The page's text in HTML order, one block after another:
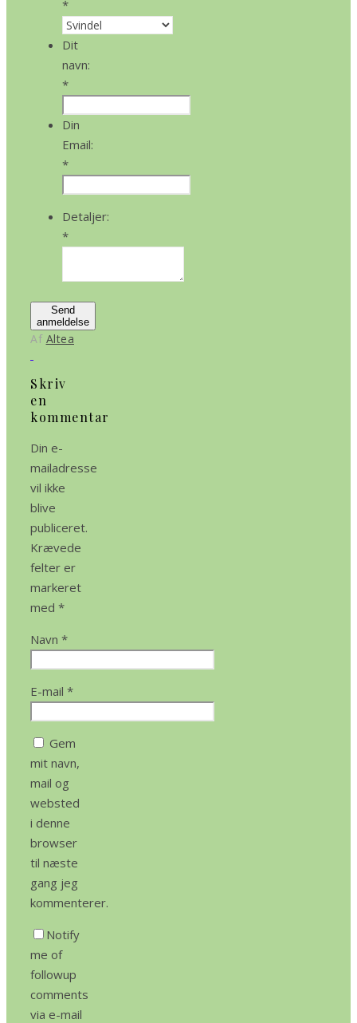
*
Dit
navn:
*
Din
Email:
*
Detaljer:
*
Send
anmeldelse
Af Altea
Skriv
en
kommentar
Din e-
mailadresse
vil ikke
blive
publiceret.
Krævede
felter er
markeret
med *
Navn *
E-mail *
Gem
mit navn,
mail og
websted
i denne
browser
til næste
gang jeg
kommenterer.
Notify
me of
followup
comments
via e-mail